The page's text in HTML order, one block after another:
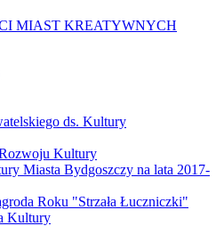
MIAST KREATYWNYCH
ds. Kultury
Kultury
Miasta Bydgoszczy na lata 2017-
Roku "Strzała Łuczniczki"
Kultury